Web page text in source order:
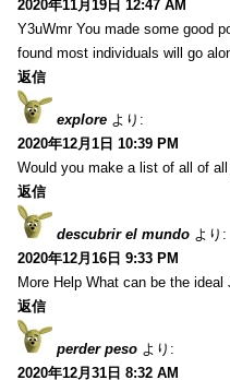
2020年11月19日 12:47 AM
Y3uWmr You made some good
found most individuals will go
返信
explore より:
2020年12月1日 10:39 PM
Would you make a list of all of
返信
descubrir el mundo より:
2020年12月16日 9:33 PM
More Help What can be the
返信
perder peso より:
2020年12月31日 8:32 AM